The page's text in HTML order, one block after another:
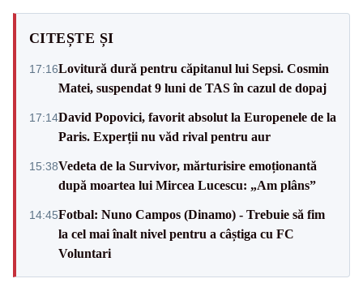
CITEȘTE ȘI
17:16Lovitură dură pentru căpitanul lui Sepsi. Cosmin
Matei, suspendat 9 luni de TAS în cazul de dopaj
17:14David Popovici, favorit absolut la Europenele de la
Paris. Experții nu văd rival pentru aur
15:38Vedeta de la Survivor, mărturisire emoționantă
după moartea lui Mircea Lucescu: „Am plâns”
14:45Fotbal: Nuno Campos (Dinamo) - Trebuie să fim
la cel mai înalt nivel pentru a câștiga cu FC
Voluntari